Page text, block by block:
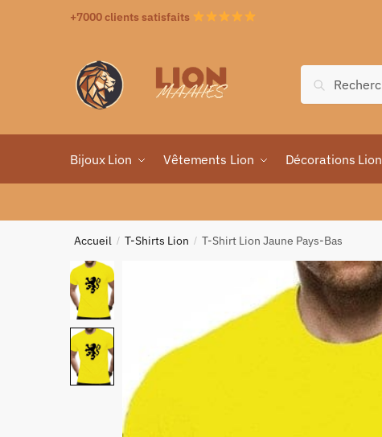
+7000 clients satisfaits
Recherche
Bijoux Lion Vêtements Lion Décorations Lion
Accueil / T-Shirts Lion / T-Shirt Lion Jaune Pays-Bas